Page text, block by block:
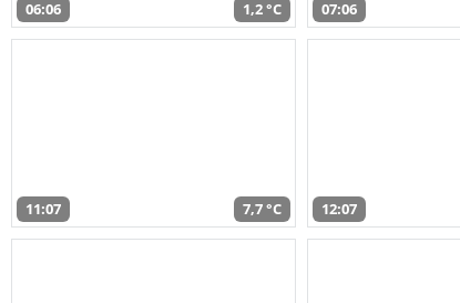
06:06 1,2 °C 07:06
11:07 7,7 °C 12:07